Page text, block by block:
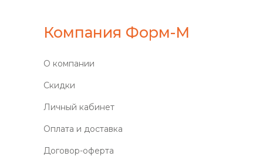
Компания Форм-М
О компании
Скидки
Личный кабинет
Оплата и доставка
Договор-оферта